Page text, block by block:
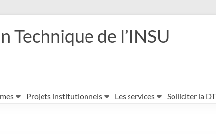
Technique de l’INSU
Projets institutionnels Les services Solliciter la DT